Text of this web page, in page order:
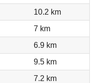
10.2 km
7 km
6.9 km
9.5 km
7.2 km